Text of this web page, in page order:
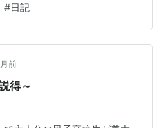
ても主人公に共感しやす
と読んでる。 今も主人公が
自分が日常生活で引っかか
はどんな答えを出すんだろ
ら読んでた。 特に刺さった
#日記
前
得～